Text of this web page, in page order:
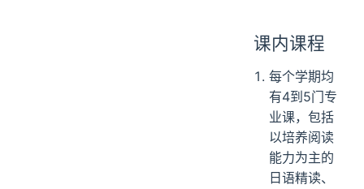
课内课程
每个学期均
有4到5门专
业课，包括
以培养阅读
能力为主的
日语精读、